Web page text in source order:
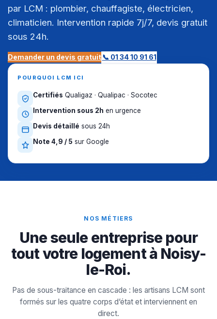
par LCM : plombier, chauffagiste, électricien,
climaticien. Intervention rapide 7j/7, devis gratuit
sous 24h.
Demander un devis gratuit📞 01 34 10 91 61
POURQUOI LCM ICI
Certifiés Qualigaz · Qualipac · Socotec
Intervention sous 2h en urgence
Devis détaillé sous 24h
Note 4,9 / 5 sur Google
NOS MÉTIERS
Une seule entreprise pour
tout votre logement à Noisy-
le-Roi.
Pas de sous-traitance en cascade : les artisans LCM sont
formés sur les quatre corps d’état et interviennent en
direct.